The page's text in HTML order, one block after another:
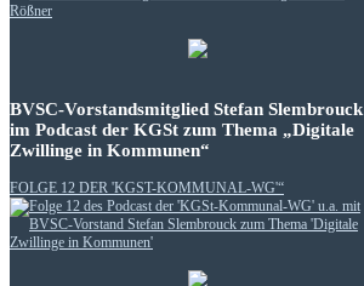
BVSC-Vorstandsmitglied Stefan Slembrouck
im Podcast der KGSt zum Thema „Digitale
Zwillinge in Kommunen“
FOLGE 12 DER 'KGST-KOMMUNAL-WG'“